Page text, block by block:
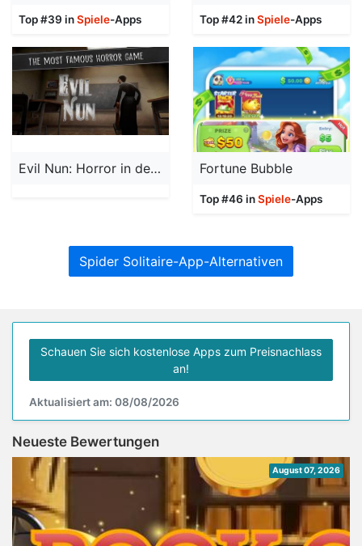
Top #39 inSpiele-Apps Top #42 inSpiele-Apps
Evil Nun: Horror in der Schule Fortune Bubble
Top #46 inSpiele-Apps
Spider Solitaire-App-Alternativen
Schauen Sie sich kostenlose Apps zum Preisnachlass
an!
Aktualisiert am: 08/08/2026
Neueste Bewertungen
August 07, 2026